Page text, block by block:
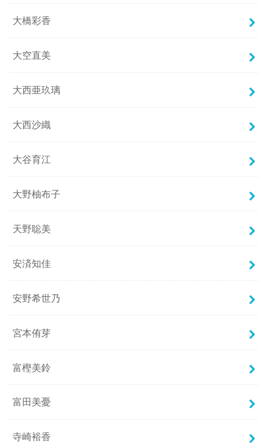
大橋彩香
大空直美
大西亜玖璃
大西沙織
大谷育江
大野柚布子
天野聡美
安済知佳
安野希世乃
宮本侑芽
富樫美鈴
富田美憂
寺崎裕香